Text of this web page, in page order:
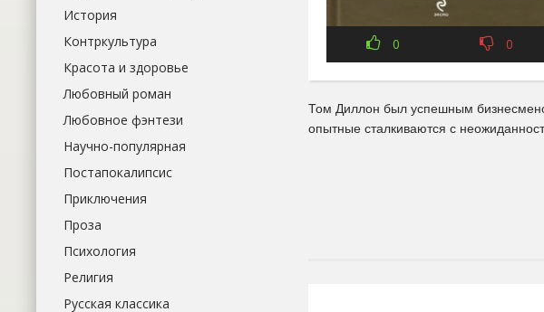
0 0
Том Диллон был успешным
опытные сталкиваются с
История
Контркультура
Красота и здоровье
Любовный роман
Любовное фэнтези
Научно-популярная
Постапокалипсис
Приключения
Проза
Психология
Религия
Русская классика